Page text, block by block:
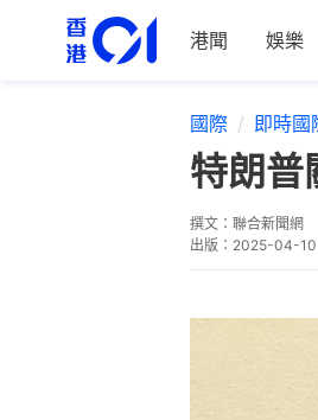
港聞 娛樂
國際 即時國
特朗
撰文： 聯合新聞網
出版： 2025-04-10